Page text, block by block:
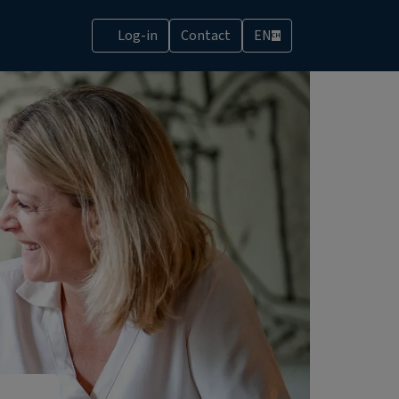
Log-in Contact ENCH